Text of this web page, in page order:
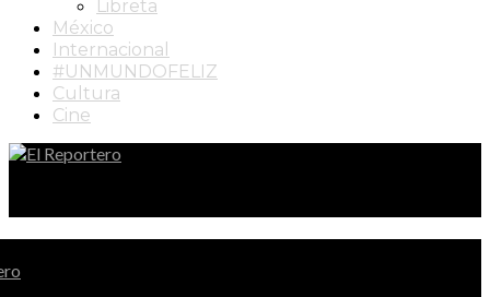
Libreta
México
Internacional
#UNMUNDOFELIZ
Cultura
Cine